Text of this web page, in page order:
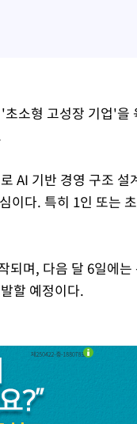
소형 고성장 기업'
AI 기반 경영 구조
이다. 특히 1인 또는
되며, 다음 달 6일에
할 예정이다.